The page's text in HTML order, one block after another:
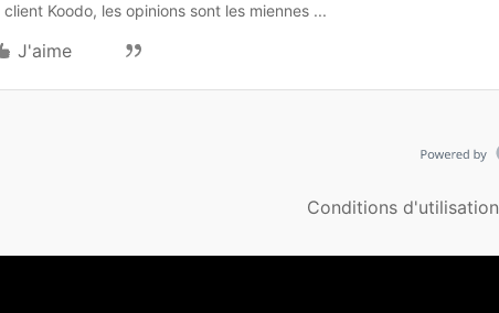
client Koodo, les opinions sont les miennes ...
J'aime
Conditions d'utilisation